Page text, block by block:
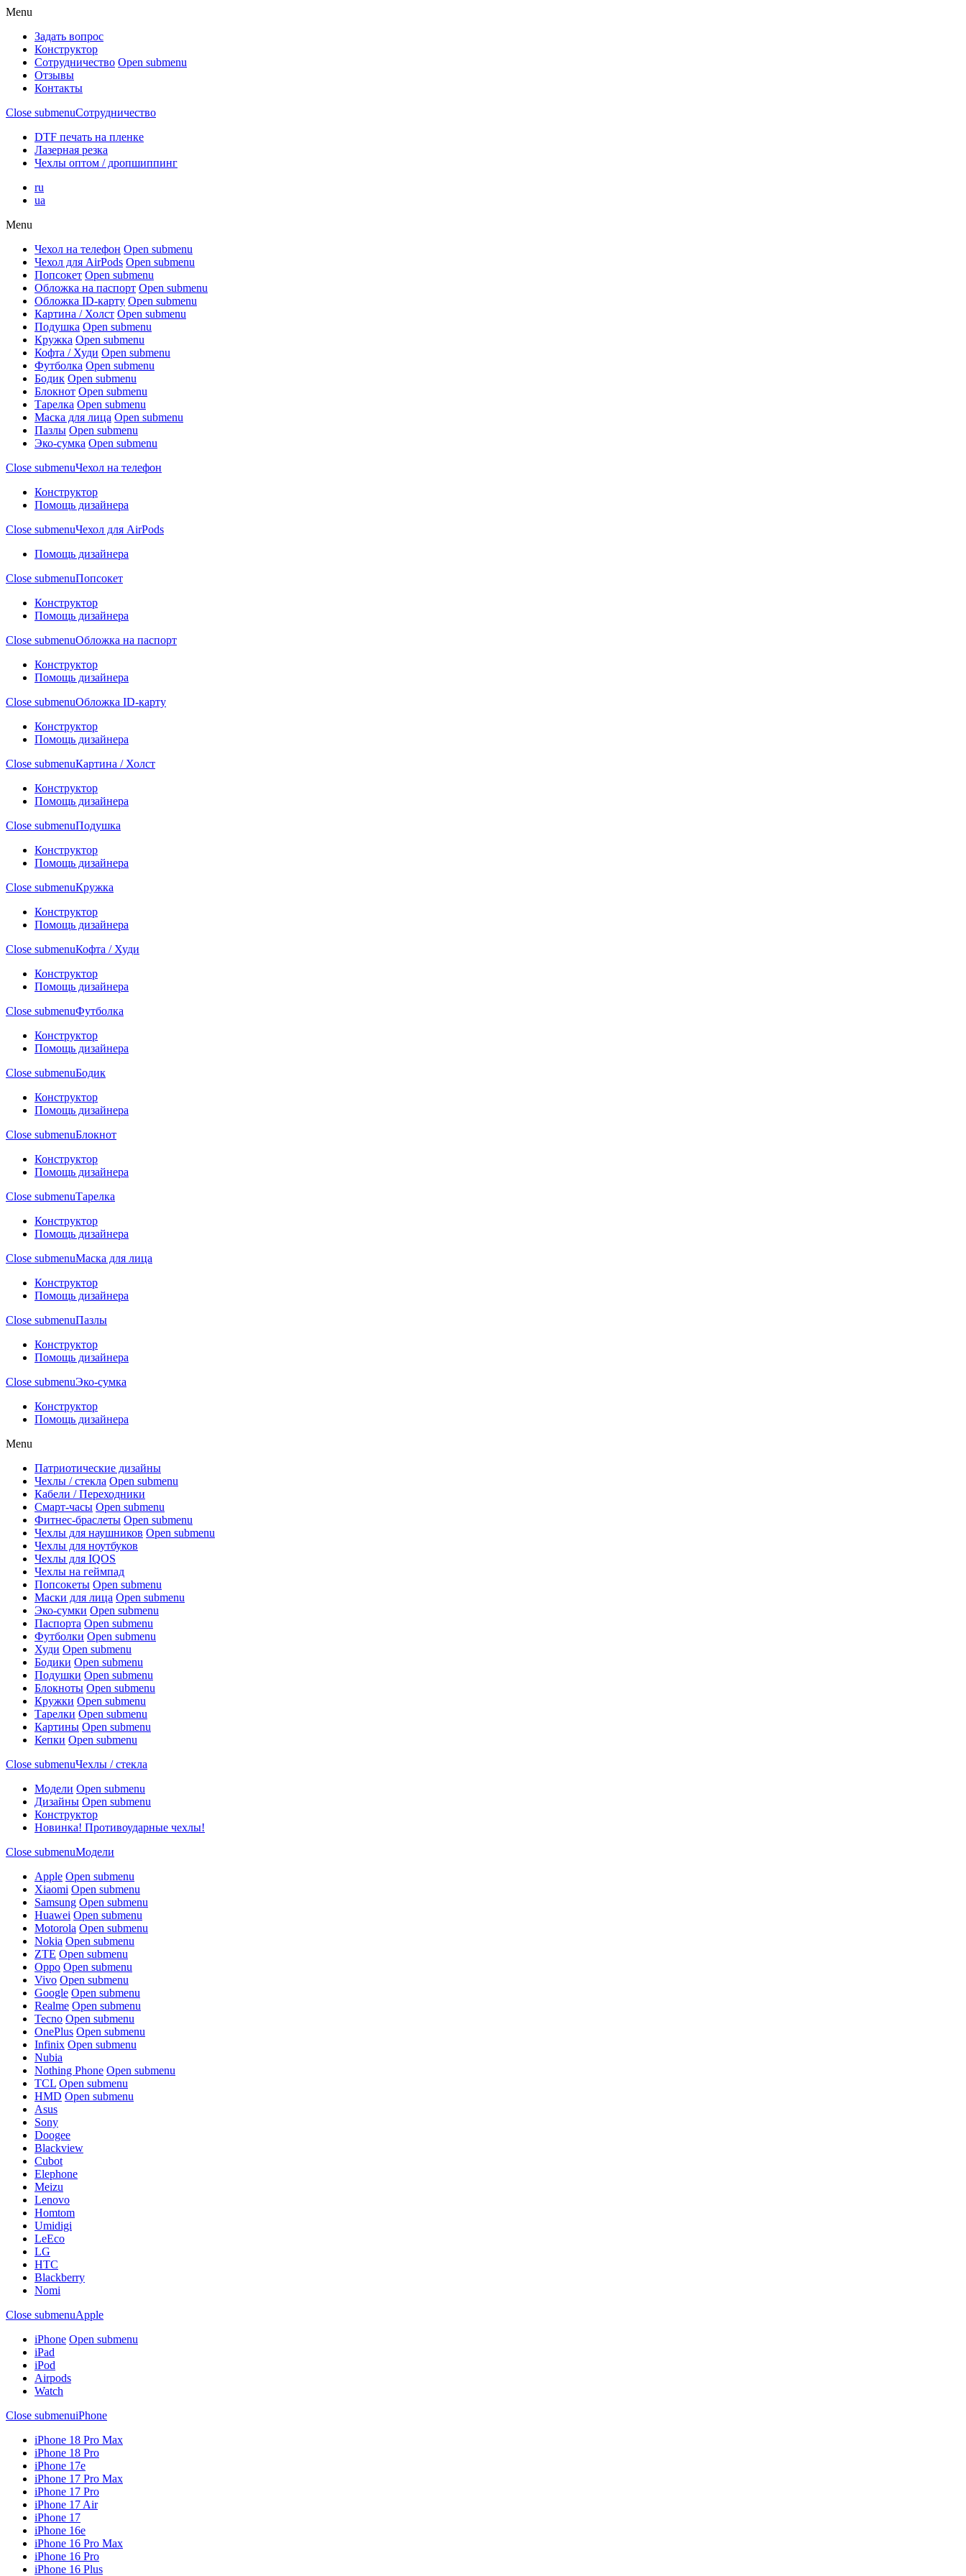
Menu
Задать вопрос
Конструктор
Сотрудничество Open submenu
Отзывы
Контакты
Close submenuСотрудничество
DTF печать на пленке
Лазерная резка
Чехлы оптом / дропшиппинг
ru
ua
Menu
Чехол на телефон Open submenu
Чехол для AirPods Open submenu
Попсокет Open submenu
Обложка на паспорт Open submenu
Обложка ID-карту Open submenu
Картина / Холст Open submenu
Подушка Open submenu
Кружка Open submenu
Кофта / Худи Open submenu
Футболка Open submenu
Бодик Open submenu
Блокнот Open submenu
Тарелка Open submenu
Маска для лица Open submenu
Пазлы Open submenu
Эко-сумка Open submenu
Close submenuЧехол на телефон
Конструктор
Помощь дизайнера
Close submenuЧехол для AirPods
Помощь дизайнера
Close submenuПопсокет
Конструктор
Помощь дизайнера
Close submenuОбложка на паспорт
Конструктор
Помощь дизайнера
Close submenuОбложка ID-карту
Конструктор
Помощь дизайнера
Close submenuКартина / Холст
Конструктор
Помощь дизайнера
Close submenuПодушка
Конструктор
Помощь дизайнера
Close submenuКружка
Конструктор
Помощь дизайнера
Close submenuКофта / Худи
Конструктор
Помощь дизайнера
Close submenuФутболка
Конструктор
Помощь дизайнера
Close submenuБодик
Конструктор
Помощь дизайнера
Close submenuБлокнот
Конструктор
Помощь дизайнера
Close submenuТарелка
Конструктор
Помощь дизайнера
Close submenuМаска для лица
Конструктор
Помощь дизайнера
Close submenuПазлы
Конструктор
Помощь дизайнера
Close submenuЭко-сумка
Конструктор
Помощь дизайнера
Menu
Патриотические дизайны
Чехлы / стекла Open submenu
Кабели / Переходники
Смарт-часы Open submenu
Фитнес-браслеты Open submenu
Чехлы для наушников Open submenu
Чехлы для ноутбуков
Чехлы для IQOS
Чехлы на геймпад
Попсокеты Open submenu
Маски для лица Open submenu
Эко-сумки Open submenu
Паспорта Open submenu
Футболки Open submenu
Худи Open submenu
Бодики Open submenu
Подушки Open submenu
Блокноты Open submenu
Кружки Open submenu
Тарелки Open submenu
Картины Open submenu
Кепки Open submenu
Close submenuЧехлы / стекла
Модели Open submenu
Дизайны Open submenu
Конструктор
Новинка! Противоударные чехлы!
Close submenuМодели
Apple Open submenu
Xiaomi Open submenu
Samsung Open submenu
Huawei Open submenu
Motorola Open submenu
Nokia Open submenu
ZTE Open submenu
Oppo Open submenu
Vivo Open submenu
Google Open submenu
Realme Open submenu
Tecno Open submenu
OnePlus Open submenu
Infinix Open submenu
Nubia
Nothing Phone Open submenu
TCL Open submenu
HMD Open submenu
Asus
Sony
Doogee
Blackview
Cubot
Elephone
Meizu
Lenovo
Homtom
Umidigi
LeEco
LG
HTC
Blackberry
Nomi
Close submenuApple
iPhone Open submenu
iPad
iPod
Airpods
Watch
Close submenuiPhone
iPhone 18 Pro Max
iPhone 18 Pro
iPhone 17e
iPhone 17 Pro Max
iPhone 17 Pro
iPhone 17 Air
iPhone 17
iPhone 16e
iPhone 16 Pro Max
iPhone 16 Pro
iPhone 16 Plus